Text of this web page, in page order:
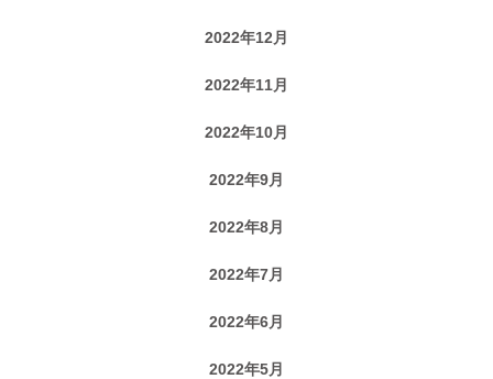
2022年12月
2022年11月
2022年10月
2022年9月
2022年8月
2022年7月
2022年6月
2022年5月